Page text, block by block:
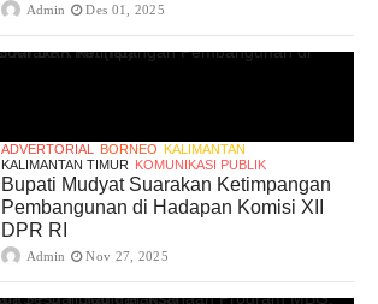
Admin Des 01, 2025
ADVERTORIAL BORNEO KALIMANTAN
KALIMANTAN TIMUR KOMUNIKASI PUBLIK
Bupati Mudyat Suarakan Ketimpangan
Pembangunan di Hadapan Komisi XII
DPR RI
Admin Nov 27, 2025